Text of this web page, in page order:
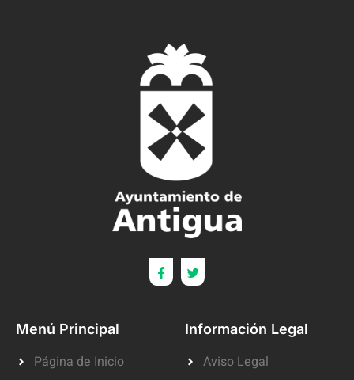
Menú Principal
Página de Inicio
Información Legal
Aviso Legal